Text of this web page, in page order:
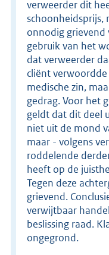
verweerder dit
schoonheidsprijs,
onnodig grievend
gebruik van het
dat verweerder
cliënt
medische zin,
gedrag. Voor het
geldt dat dit deel
niet uit de mond
maar - volgens
roddelende
heeft op de
Tegen deze
grievend.
verwijtbaar
beslissing raad.
ongegrond.